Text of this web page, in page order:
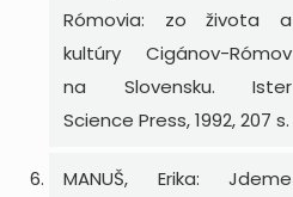
Rómovia: zo života a
kultúry Cigánov-Rómov
na Slovensku. Ister
Science Press, 1992, 207 s.
MANUŠ, Erika: Jdeme